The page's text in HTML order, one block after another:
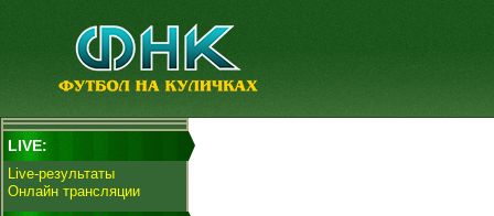
LIVE:
Live-результаты
Онлайн трансляции